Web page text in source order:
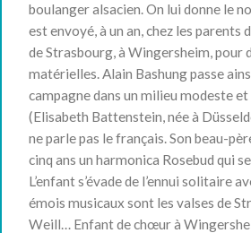
boulanger alsacien. On lui donne le
est envoyé, à un an, chez les parents
de Strasbourg, à Wingersheim, pour
matérielles. Alain Bashung passe
campagne dans un milieu modeste
(Elisabeth Battenstein, née à
ne parle pas le français. Son beau-
cinq ans un harmonica Rosebud qui
L’enfant s’évade de l’ennui solitaire
émois musicaux sont les valses de
Weill… Enfant de chœur à